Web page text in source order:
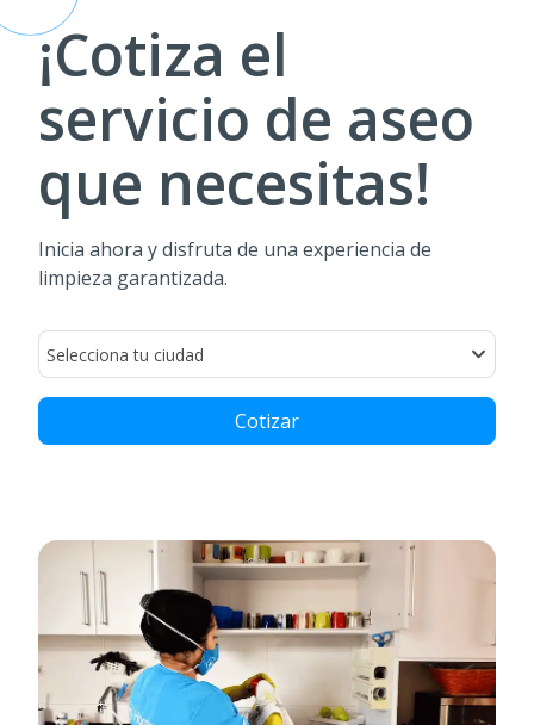
¡Cotiza el
servicio de aseo
que necesitas!
Inicia ahora y disfruta de una experiencia de
limpieza garantizada.
Selecciona tu ciudad